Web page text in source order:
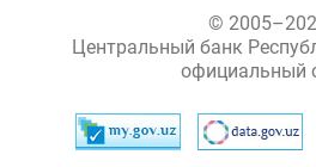
©
Центральный банк
официальный